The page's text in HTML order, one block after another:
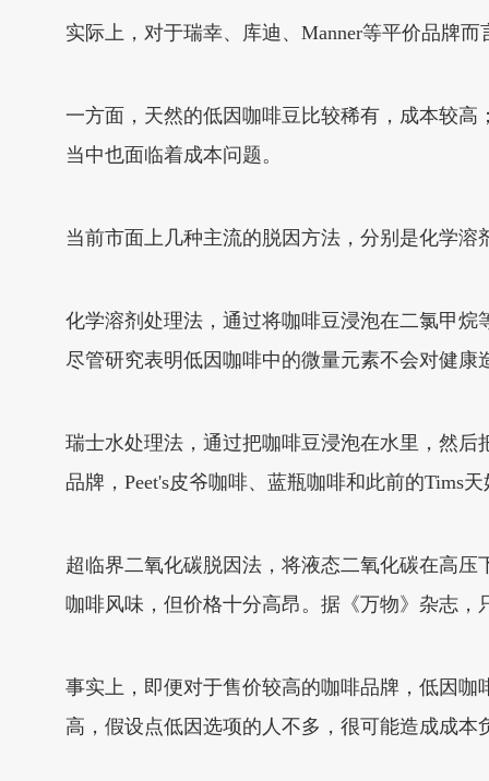
实际上，对于瑞幸、库迪、Manner等平价品牌
一方面，天然的低因咖啡豆比较稀有，成本较
当中也面临着成本问题。
当前市面上几种主流的脱因方法，分别是化学
化学溶剂处理法，通过将咖啡豆浸泡在二氯甲
尽管研究表明低因咖啡中的微量元素不会对健
瑞士水处理法，通过把咖啡豆浸泡在水里，然
品牌，Peet's皮爷咖啡、蓝瓶咖啡和此前的Tims
超临界二氧化碳脱因法，将液态二氧化碳在高
咖啡风味，但价格十分高昂。据《万物》杂志
事实上，即便对于售价较高的咖啡品牌，低因
高，假设点低因选项的人不多，很可能造成成本